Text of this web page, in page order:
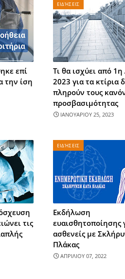
επί
την ίση
ΕΙΔΉΣΕΙΣ
Τι θα ισχύει από 1η
2023 για τα κτίρια
πληρούν τους
προσβασιμότητας
ΙΑΝΟΥΑΡΙΟΥ 25, 2023
τις
ΕΙΔΉΣΕΙΣ
Εκδήλωση
ευαισθητοποίησης
ασθενείς με
Πλάκας
ΑΠΡΙΛΙΟΥ 07, 2022